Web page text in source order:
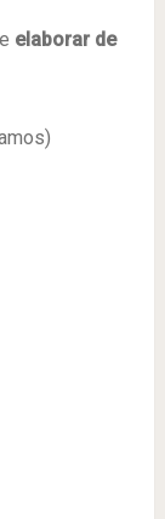
elaborar de